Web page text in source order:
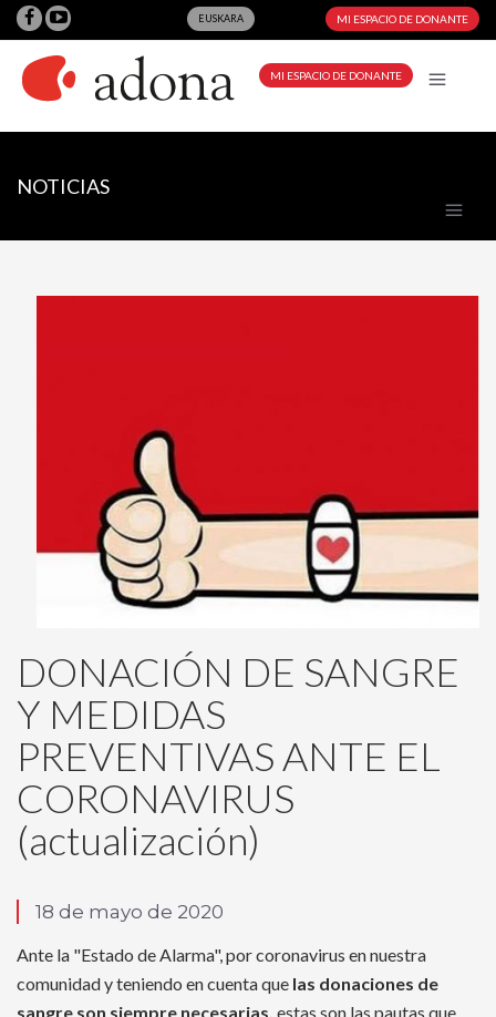
EUSKARA MI ESPACIO DE DONANTE
MI ESPACIO DE DONANTE
NOTICIAS
DONACIÓN DE SANGRE
Y MEDIDAS
PREVENTIVAS ANTE EL
CORONAVIRUS
(actualización)
18 de mayo de 2020
Ante la "Estado de Alarma", por coronavirus en nuestra
comunidad y teniendo en cuenta que las donaciones de
sangre son siempre necesarias, estas son las pautas que